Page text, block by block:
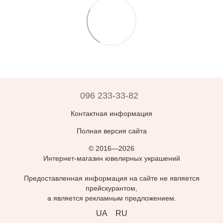
096 233-33-82
Контактная информация
Полная версия сайта
© 2016—2026
Интернет-магазин ювелирных украшений
Предоставленная информация на сайте не является
прейскурантом,
а является рекламным предложением.
UA RU